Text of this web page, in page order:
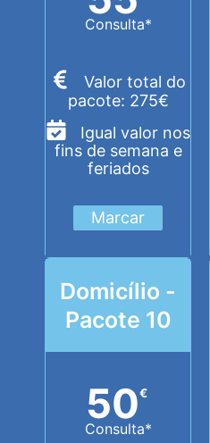
Consulta*
Valor total do
pacote: 275€
Igual valor nos
fins de semana e
feriados
Marcar
Domicílio -
Pacote 10
50€
Consulta*